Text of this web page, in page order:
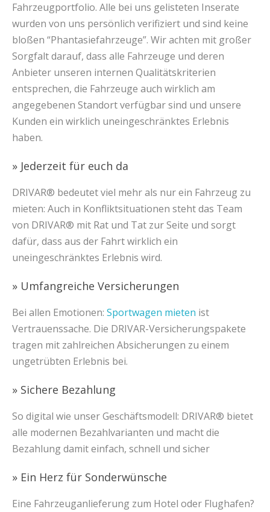
Fahrzeugportfolio. Alle bei uns gelisteten Inserate
wurden von uns persönlich verifiziert und sind keine
bloßen “Phantasiefahrzeuge”. Wir achten mit großer
Sorgfalt darauf, dass alle Fahrzeuge und deren
Anbieter unseren internen Qualitätskriterien
entsprechen, die Fahrzeuge auch wirklich am
angegebenen Standort verfügbar sind und unsere
Kunden ein wirklich uneingeschränktes Erlebnis
haben.
» Jederzeit für euch da
DRIVAR® bedeutet viel mehr als nur ein Fahrzeug zu
mieten: Auch in Konfliktsituationen steht das Team
von DRIVAR® mit Rat und Tat zur Seite und sorgt
dafür, dass aus der Fahrt wirklich ein
uneingeschränktes Erlebnis wird.
» Umfangreiche Versicherungen
Bei allen Emotionen: Sportwagen mieten ist
Vertrauenssache. Die DRIVAR-Versicherungspakete
tragen mit zahlreichen Absicherungen zu einem
ungetrübten Erlebnis bei.
» Sichere Bezahlung
So digital wie unser Geschäftsmodell: DRIVAR® bietet
alle modernen Bezahlvarianten und macht die
Bezahlung damit einfach, schnell und sicher
» Ein Herz für Sonderwünsche
Eine Fahrzeuganlieferung zum Hotel oder Flughafen?